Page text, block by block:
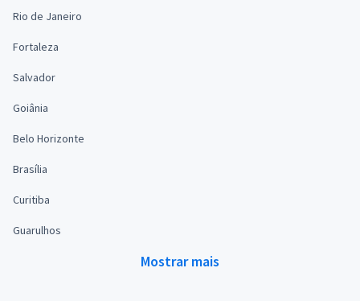
Rio de Janeiro
Fortaleza
Salvador
Goiânia
Belo Horizonte
Brasília
Curitiba
Guarulhos
Mostrar mais